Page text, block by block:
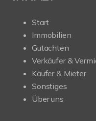
Start
Immobilien
Gutachten
Verkäufer &
Käufer & Mieter
Sonstiges
Über uns